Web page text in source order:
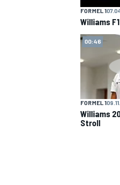
FORMEL 1
Williams
00:46
FORMEL 1
Williams
Stroll